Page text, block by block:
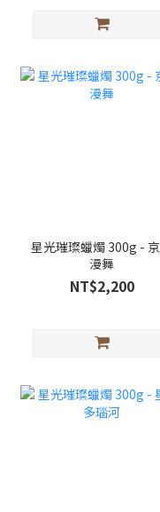
星光璀璨蠟燭 300g -
漫舞
NT$2,200